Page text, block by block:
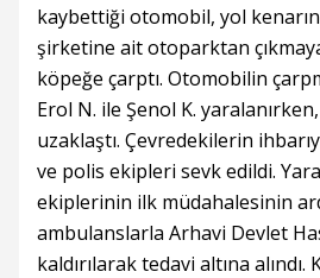
kaybettiği otomobil, yol
şirketine ait otoparktan
köpeğe çarptı. Otomobilin
Erol N. ile Şenol K.
uzaklaştı. Çevredekilerin
ve polis ekipleri sevk edildi.
ekiplerinin ilk müdahalesinin
ambulanslarla Arhavi Devlet
kaldırılarak tedavi altına